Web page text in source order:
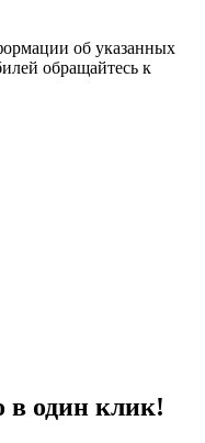
об указанных
обращайтесь к
в один клик!